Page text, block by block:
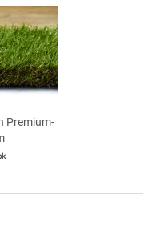
Premium-